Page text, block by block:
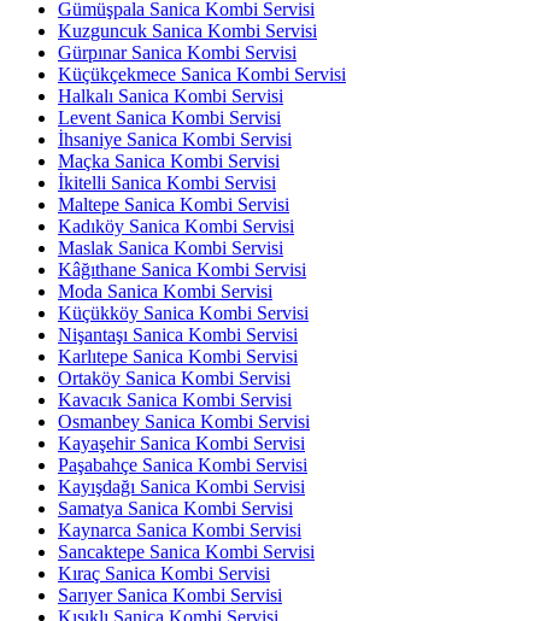
Gümüşpala Sanica Kombi Servisi
Kuzguncuk Sanica Kombi Servisi
Gürpınar Sanica Kombi Servisi
Küçükçekmece Sanica Kombi Servisi
Halkalı Sanica Kombi Servisi
Levent Sanica Kombi Servisi
İhsaniye Sanica Kombi Servisi
Maçka Sanica Kombi Servisi
İkitelli Sanica Kombi Servisi
Maltepe Sanica Kombi Servisi
Kadıköy Sanica Kombi Servisi
Maslak Sanica Kombi Servisi
Kâğıthane Sanica Kombi Servisi
Moda Sanica Kombi Servisi
Küçükköy Sanica Kombi Servisi
Nişantaşı Sanica Kombi Servisi
Karlıtepe Sanica Kombi Servisi
Ortaköy Sanica Kombi Servisi
Kavacık Sanica Kombi Servisi
Osmanbey Sanica Kombi Servisi
Kayaşehir Sanica Kombi Servisi
Paşabahçe Sanica Kombi Servisi
Kayışdağı Sanica Kombi Servisi
Samatya Sanica Kombi Servisi
Kaynarca Sanica Kombi Servisi
Sancaktepe Sanica Kombi Servisi
Kıraç Sanica Kombi Servisi
Sarıyer Sanica Kombi Servisi